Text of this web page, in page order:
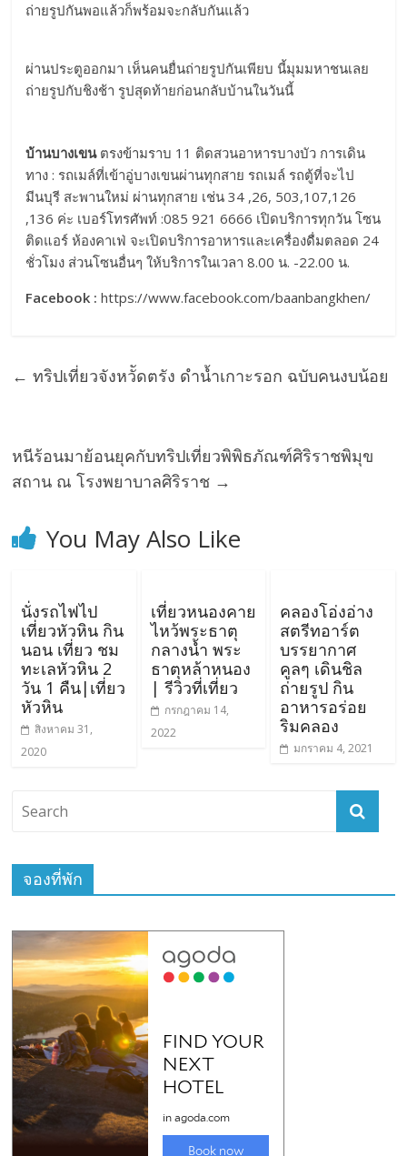
ถ่ายรูปกันพอแล้วก็พร้อมจะกลับกันแล้ว
ผ่านประตูออกมา เห็นคนยื่นถ่ายรูปกันเพียบ นี้มุมมหาชนเลย
ถ่ายรูปกับชิงช้า รูปสุดท้ายก่อนกลับบ้านในวันนี้
บ้านบางเขน ตรงข้ามราบ 11 ติดสวนอาหารบางบัว การเดิน
ทาง : รถเมล์ที่เข้าอู่บางเขนผ่านทุกสาย รถเมล์ รถตู้ที่จะไป
มีนบุรี สะพานใหม่ ผ่านทุกสาย เช่น 34 ,26, 503,107,126
,136 ค่ะ เบอร์โทรศัพท์ :085 921 6666 เปิดบริการทุกวัน โซน
ติดแอร์ ห้องคาเฟ่ จะเปิดบริการอาหารและเครื่องดื่มตลอด 24
ชั่วโมง ส่วนโซนอื่นๆ ให้บริการในเวลา 8.00 น. -22.00 น.
Facebook : https://www.facebook.com/baanbangkhen/
← ทริปเที่ยวจังหวััดตรัง ดำน้ำเกาะรอก ฉบับคนงบน้อย
หนีร้อนมาย้อนยุคกับทริปเที่ยวพิพิธภัณฑ์ศิริราชพิมุข
สถาน ณ โรงพยาบาลศิริราช →
You May Also Like
นั่งรถไฟไป
เที่ยวหัวหิน กิน
นอน เที่ยว ชม
ทะเลหัวหิน 2
วัน 1 คืน|เที่ยว
หัวหิน
สิงหาคม 31,
2020
เที่ยวหนองคาย
ไหว้พระธาตุ
กลางน้ำ พระ
ธาตุหล้าหนอง
| รีวิวที่เที่ยว
กรกฎาคม 14,
2022
คลองโอ่งอ่าง
สตรีทอาร์ต
บรรยากาศ
คูลๆ เดินชิล
ถ่ายรูป กิน
อาหารอร่อย
ริมคลอง
มกราคม 4, 2021
จองที่พัก